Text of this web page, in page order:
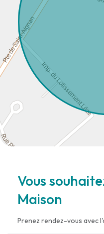
Vous
Maison
Prenez rendez-vous avec